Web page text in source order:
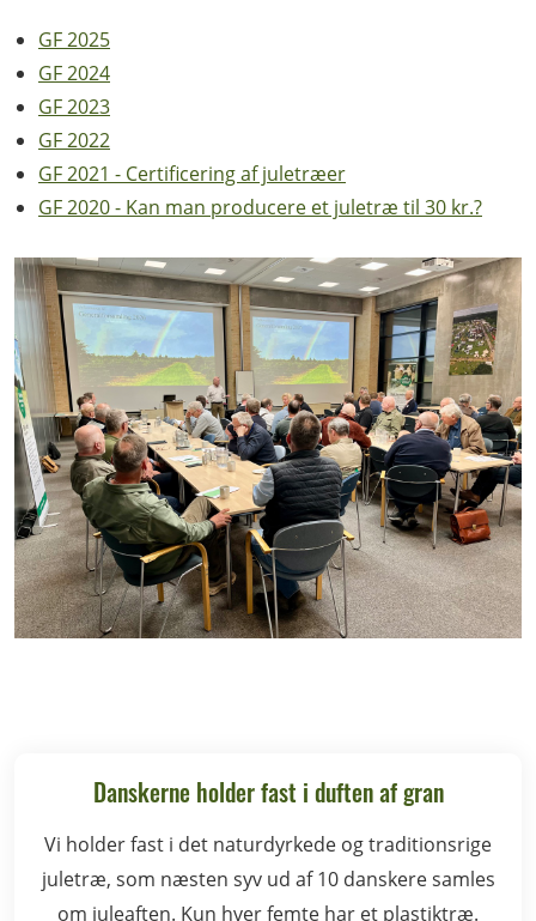
GF 2025
GF 2024
GF 2023
GF 2022
GF 2021 - Certificering af juletræer
GF 2020 - Kan man producere et juletræ til 30 kr.?
Danskerne holder fast i duften af gran
Vi holder fast i det naturdyrkede og traditionsrige
juletræ, som næsten syv ud af 10 danskere samles
om juleaften. Kun hver femte har et plastiktræ.